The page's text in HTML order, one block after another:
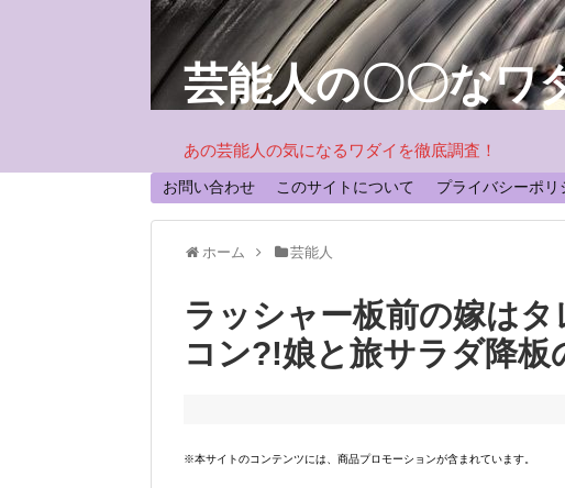
芸能人の〇〇なワ
あの芸能人の気になるワダイを徹底調査！
お問い合わせ このサイトについて プライバシーポリ
ホーム 芸能人
ラッシャー板前の嫁は
コン?!娘と旅サラダ降板
※本サイトのコンテンツには、商品プロモーションが含まれています。